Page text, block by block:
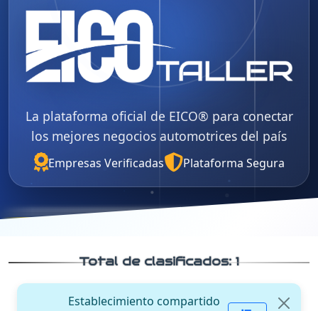
La plataforma oficial de EICO® para conectar
los mejores negocios automotrices del país
Empresas Verificadas Plataforma Segura
Total de clasificados:1
Establecimiento compartido